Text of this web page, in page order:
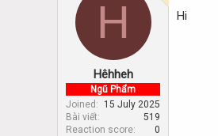
r
d
H
Hêhheh
Ngũ Phẩm
Joined
15 July 2025
Bài viết
519
Reaction score
0
Hi